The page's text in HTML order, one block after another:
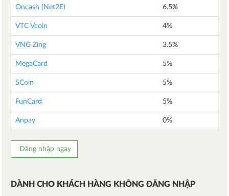
Oncash (Net2E) 6.5%
VTC Vcoin 4%
VNG Zing 3.5%
MegaCard 5%
SCoin 5%
FunCard 5%
Anpay 0%
Đăng nhập ngay
DÀNH CHO KHÁCH HÀNG KHÔNG ĐĂNG NHẬP